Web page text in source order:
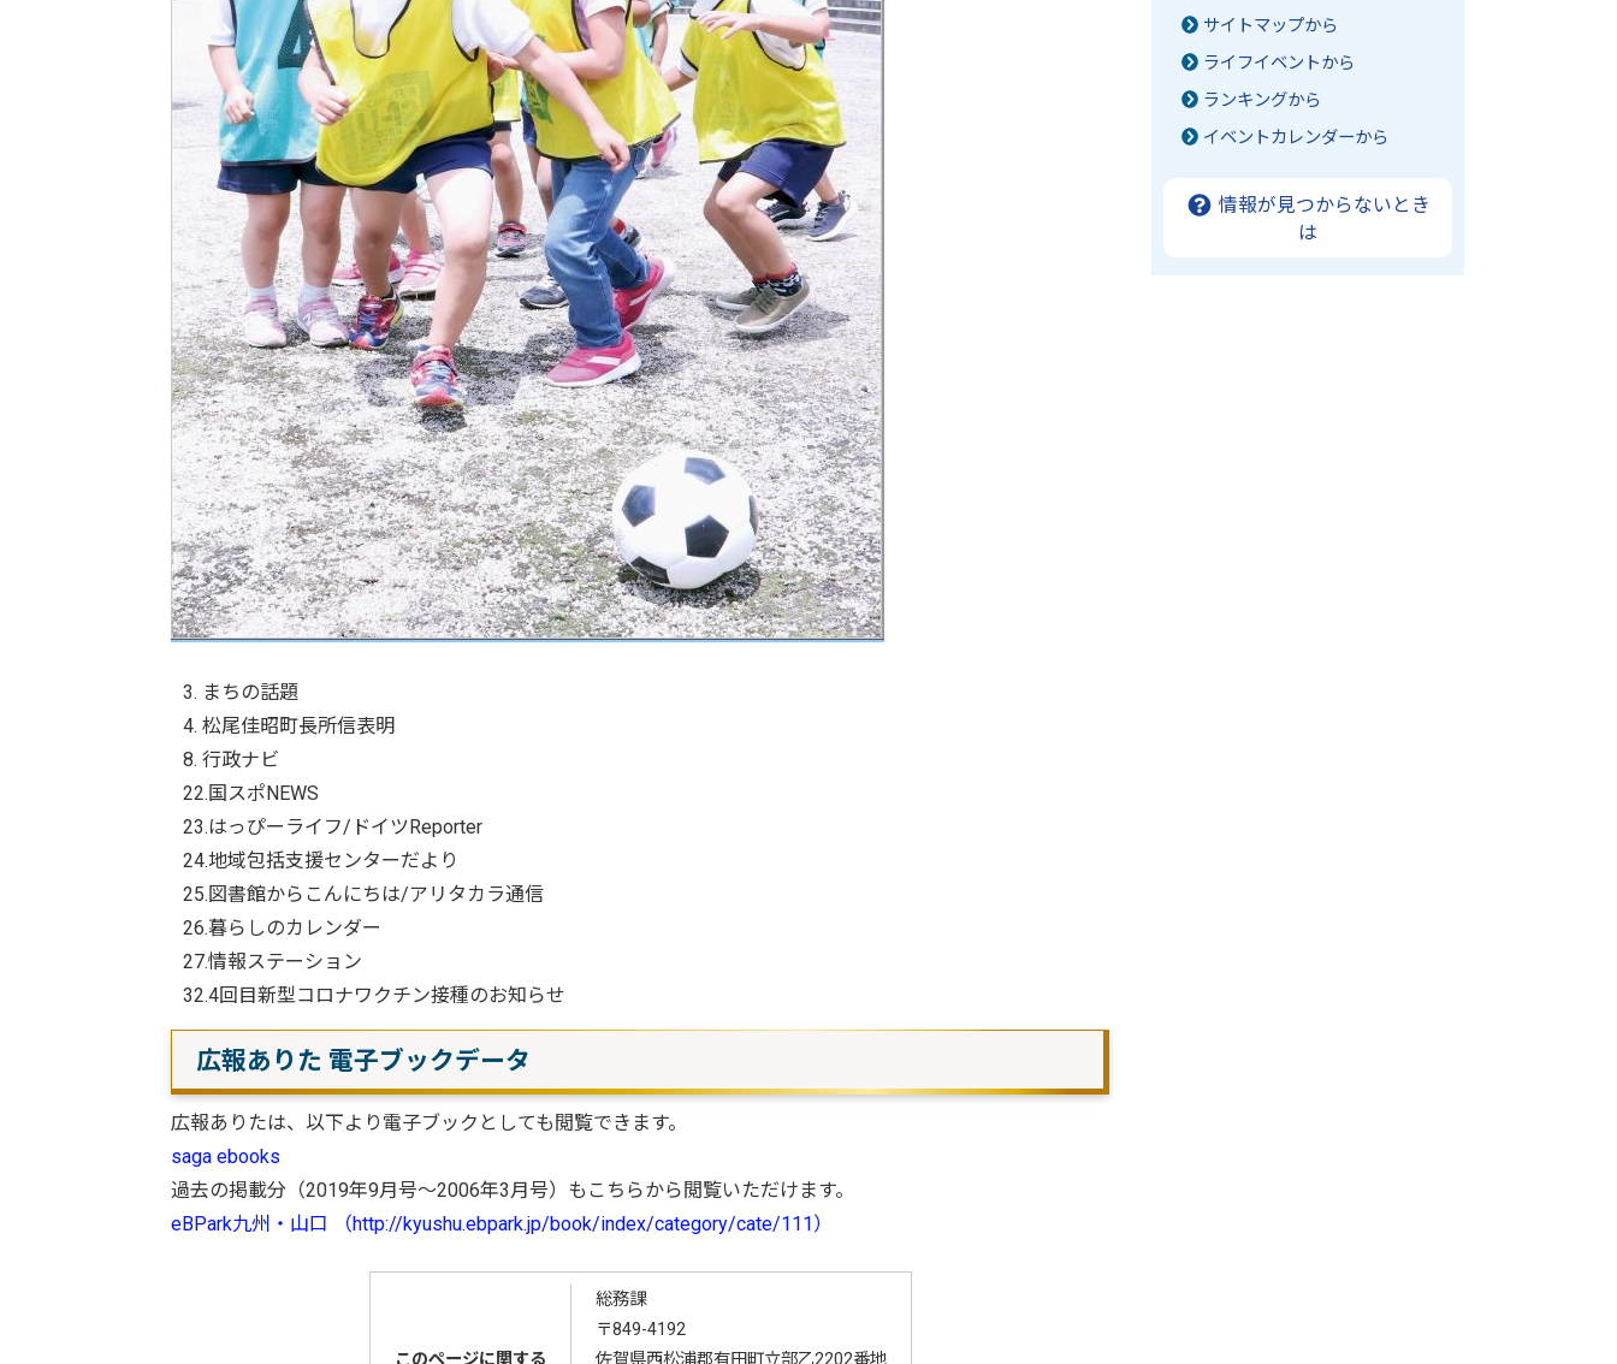
3. まちの話題
4. 松尾佳昭町長所信表明
8. 行政ナビ
22.国スポNEWS
23.はっぴーライフ/ドイツReporter
24.地域包括支援センターだより
25.図書館からこんにちは/アリタカラ通信
26.暮らしのカレンダー
27.情報ステーション
32.4回目新型コロナワクチン接種のお知らせ
広報ありた 電子ブックデータ
広報ありたは、以下より電子ブックとしても閲覧できます。
saga ebooks
過去の掲載分（2019年9月号～2006年3月号）もこちらから閲覧いただけます。
eBPark九州・山口 （http://kyushu.ebpark.jp/book/index/category/cate/111）
このページに関する
総務課
〒849-4192
佐賀県西松浦郡有田町立部乙2202番地
サイトマップから
ライフイベントから
ランキングから
イベントカレンダーから
情報が見つからないとき
は